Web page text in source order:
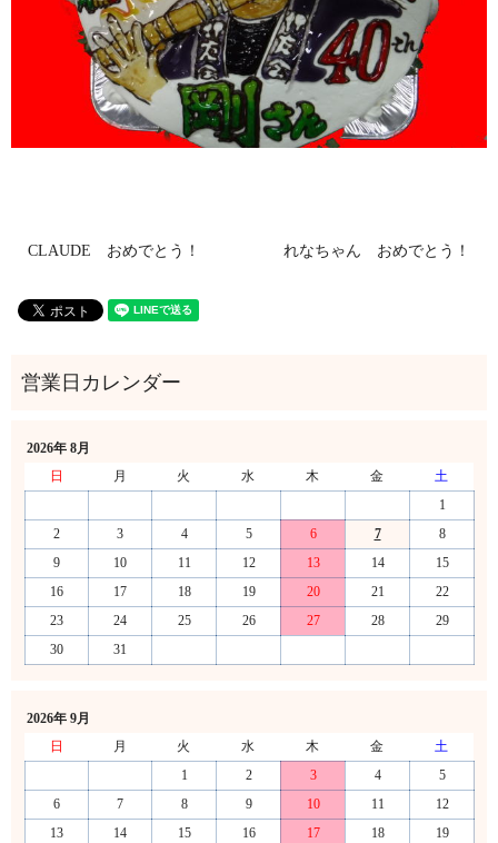
CLAUDE おめでとう！ れなちゃん おめでとう！
2026年 8月
日
月 火 水 木 金
土
1
2
3 4 5 6 7
8
9
10 11 12 13 14
15
16
17 18 19 20 21
22
23
24 25 26 27 28
29
30
31
2026年 9月
日
月 火 水 木 金
土
1
2 3 4
5
6
7 8 9 10 11
12
13
14 15 16 17 18
19